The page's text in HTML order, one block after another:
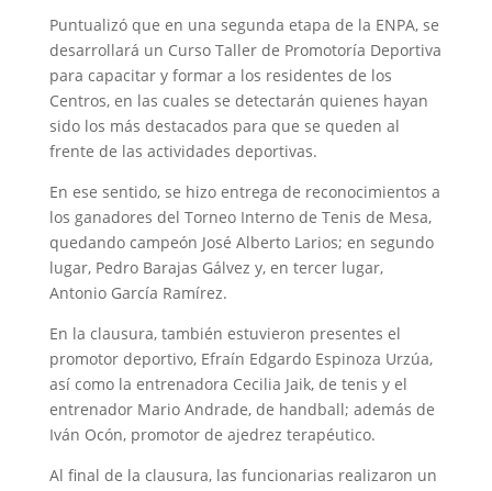
Puntualizó que en una segunda etapa de la ENPA, se
desarrollará un Curso Taller de Promotoría Deportiva
para capacitar y formar a los residentes de los
Centros, en las cuales se detectarán quienes hayan
sido los más destacados para que se queden al
frente de las actividades deportivas.
En ese sentido, se hizo entrega de reconocimientos a
los ganadores del Torneo Interno de Tenis de Mesa,
quedando campeón José Alberto Larios; en segundo
lugar, Pedro Barajas Gálvez y, en tercer lugar,
Antonio García Ramírez.
En la clausura, también estuvieron presentes el
promotor deportivo, Efraín Edgardo Espinoza Urzúa,
así como la entrenadora Cecilia Jaik, de tenis y el
entrenador Mario Andrade, de handball; además de
Iván Ocón, promotor de ajedrez terapéutico.
Al final de la clausura, las funcionarias realizaron un